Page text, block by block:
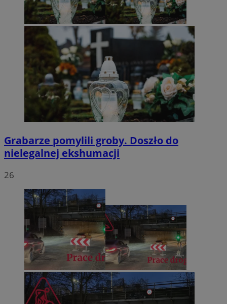
Grabarze pomylili groby. Doszło do
nielegalnej ekshumacji
26